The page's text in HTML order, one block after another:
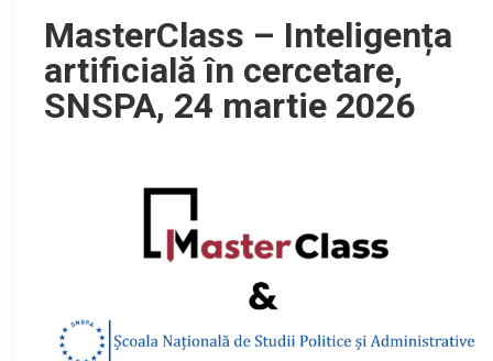
MasterClass – Inteligența
artificială în cercetare,
SNSPA, 24 martie 2026